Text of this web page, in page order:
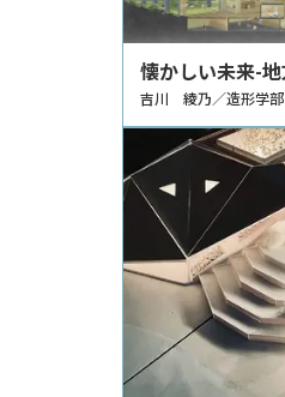
懐かしい未来-
活性化を目的と
吉川 綾乃／造形学部